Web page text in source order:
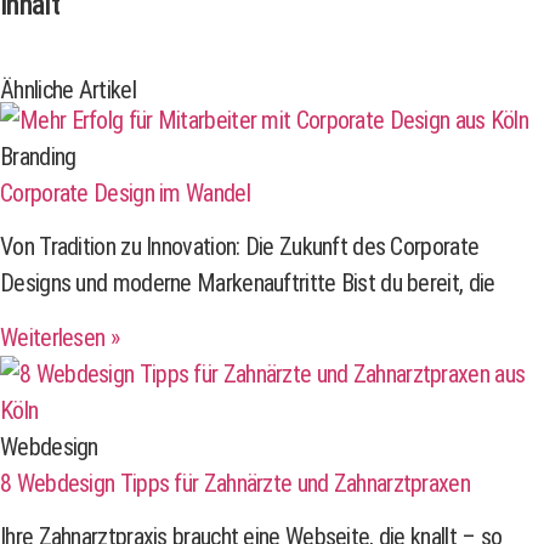
Ähnliche Artikel
Branding
Corporate Design im Wandel
Von Tradition zu Innovation: Die Zukunft des Corporate
Designs und moderne Markenauftritte Bist du bereit, die
Weiterlesen »
Webdesign
8 Webdesign Tipps für Zahnärzte und Zahnarztpraxen
Ihre Zahnarztpraxis braucht eine Webseite, die knallt – so